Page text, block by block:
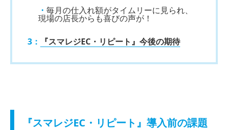
・ 毎月の仕入れ額がタイムリーに見られ、
現場の店長からも喜びの声が！
3： 『スマレジEC・リピート』今後の期待
『スマレジEC・リピート』導入前の課題